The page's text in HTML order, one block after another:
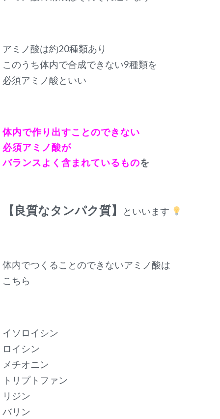
アミノ酸は約20種類あり
このうち体内で合成できない9種類を
必須アミノ酸といい
体内で作り出すことのできない
必須アミノ酸が
バランスよく含まれているものを
【良質なタンパク質】 といいます
体内でつくることのできないアミノ酸は
こちら
イソロイシン
ロイシン
メチオニン
トリプトファン
リジン
バリン